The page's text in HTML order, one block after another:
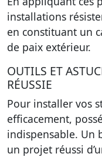
installations
en constituant un
de paix extérieur.
OUTILS ET
RÉUSSIE
Pour installer vos
efficacement,
indispensable. Un
un projet réussi